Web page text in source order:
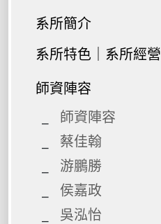
系所簡介
系所特色｜系所經營
師資陣容
師資陣容
蔡佳翰
游鵬勝
侯嘉政
吳泓怡